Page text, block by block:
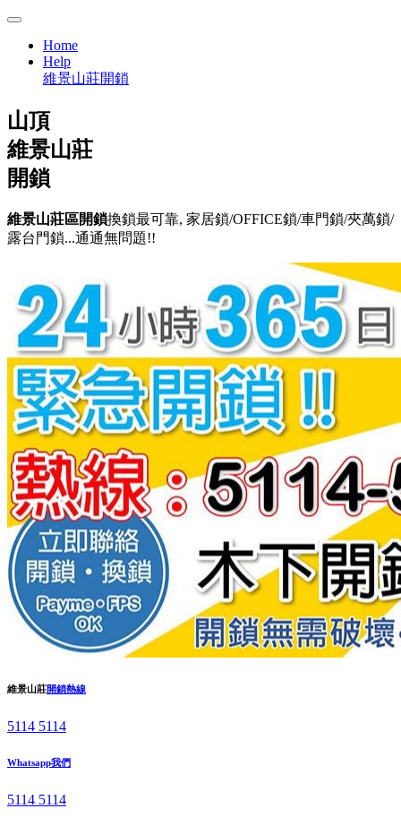
Home
Help
維景山莊開鎖
山頂
維景山莊
開鎖
維景山莊區開鎖換鎖最可靠, 家居鎖/OFFICE鎖/車門鎖/夾萬鎖/
露台門鎖...通通無問題!!
維景山莊開鎖熱線
5114 5114
Whatsapp我們
5114 5114